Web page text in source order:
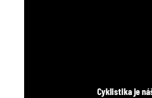
Cyklistika je